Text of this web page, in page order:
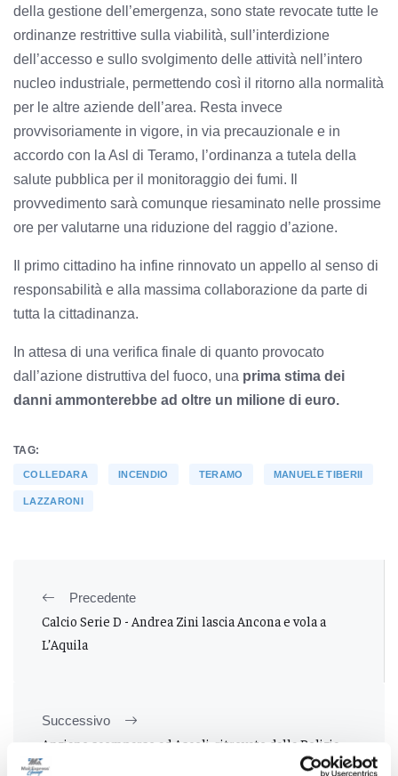
della gestione dell’emergenza, sono state revocate tutte le
ordinanze restrittive sulla viabilità, sull’interdizione
dell’accesso e sullo svolgimento delle attività nell’intero
nucleo industriale, permettendo così il ritorno alla normalità
per le altre aziende dell’area. Resta invece
provvisoriamente in vigore, in via precauzionale e in
accordo con la Asl di Teramo, l’ordinanza a tutela della
salute pubblica per il monitoraggio dei fumi. Il
provvedimento sarà comunque riesaminato nelle prossime
ore per valutarne una riduzione del raggio d’azione.
Il primo cittadino ha infine rinnovato un appello al senso di
responsabilità e alla massima collaborazione da parte di
tutta la cittadinanza.
In attesa di una verifica finale di quanto provocato
dall’azione distruttiva del fuoco, una prima stima dei
danni ammonterebbe ad oltre un milione di euro.
TAG:
COLLEDARA INCENDIO TERAMO MANUELE TIBERII
LAZZARONI
Precedente
Calcio Serie D - Andrea Zini lascia Ancona e vola a
L’Aquila
Successivo
Anziano scomparso ad Ascoli, ritrovato dalla Polizia
locale tra la folla del centro storico